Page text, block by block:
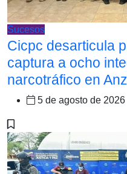
Sucesos
Cicpc desarticula
captura a ocho
narcotráfico en
5 de agosto de 2026